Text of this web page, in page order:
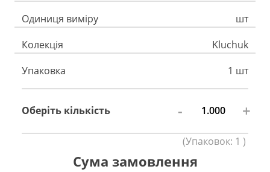
Одиниця виміру
шт
Колекція
Kluchuk
Упаковка
1 шт
Оберіть кількість - +
(Упаковок: 1 )
Сума замовлення